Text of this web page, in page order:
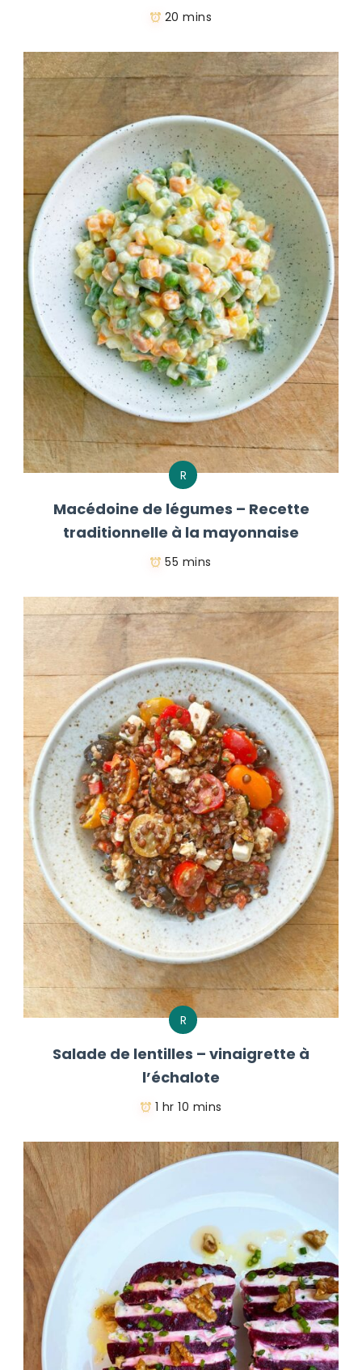
20 mins
R
Macédoine de légumes – Recette
traditionnelle à la mayonnaise
55 mins
R
Salade de lentilles – vinaigrette à
l’échalote
1 hr 10 mins